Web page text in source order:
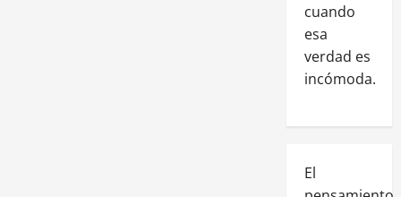
cuando
esa
verdad es
incómoda.
El